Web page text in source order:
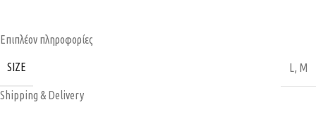
Επιπλέον πληροφορίες
SIZE L M
Shipping & Delivery